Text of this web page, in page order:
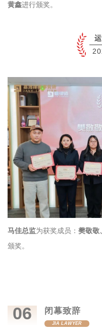
黄鑫进行颁奖。
马佳总监为获奖成员： 樊敬敬
颁奖。
06 闭幕致辞
JIA LAWYER